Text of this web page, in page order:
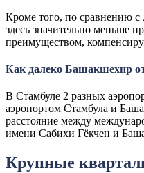
Кроме того, по сравнению с
здесь значительно меньше
преимуществом,
Как далеко Башакшехир
В Стамбуле 2 разных
аэропортом Стамбула и
расстояние между
имени Сабихи Гёкчен и
Крупные